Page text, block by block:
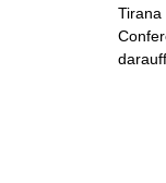
Tirana